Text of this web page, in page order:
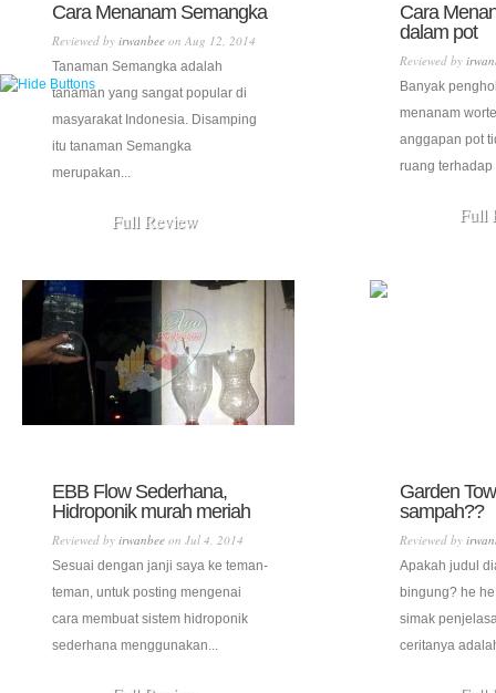
Cara Menanam Semangka
Reviewed by irwanbee on Aug 12, 2014
Tanaman Semangka adalah
tanaman yang sangat popular di
masyarakat Indonesia. Disamping
itu tanaman Semangka
merupakan...
Full Review
Cara
dalam pot
Reviewed by
Banyak
menanam
anggapan pot
ruang terhadap
Full
EBB Flow Sederhana,
Hidroponik murah meriah
Reviewed by irwanbee on Jul 4, 2014
Sesuai dengan janji saya ke teman-
teman, untuk posting mengenai
cara membuat sistem hidroponik
sederhana menggunakan...
Garden
sampah??
Reviewed by
Apakah judul
bingung? he
simak
ceritanya